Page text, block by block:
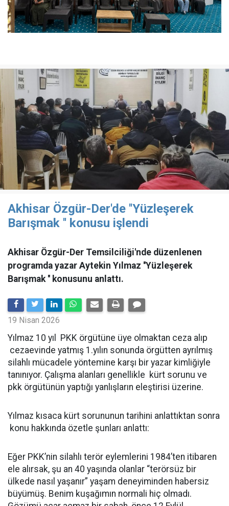
Akhisar Özgür-Der'de ''Yüzleşerek
Barışmak '' konusu işlendi
Akhisar Özgür-Der Temsilciliği'nde düzenlenen
programda yazar Aytekin Yılmaz ''Yüzleşerek
Barışmak '' konusunu anlattı.
19 Nisan 2026
Yılmaz 10 yıl PKK örgütüne üye olmaktan ceza alıp
cezaevinde yatmış 1.yılın sonunda örgütten ayrılmış
silahlı mücadele yöntemine karşı bir yazar kimliğiyle
tanınıyor. Çalışma alanları genellikle kürt sorunu ve
pkk örgütünün yaptığı yanlışların eleştirisi üzerine.
Yılmaz kısaca kürt sorununun tarihini anlattıktan sonra
konu hakkında özetle şunları anlattı:
Eğer PKK’nin silahlı terör eylemlerini 1984’ten itibaren
ele alırsak, şu an 40 yaşında olanlar “terörsüz bir
ülkede nasıl yaşanır” yaşam deneyiminden habersiz
büyümüş. Benim kuşağımın normali hiç olmadı.